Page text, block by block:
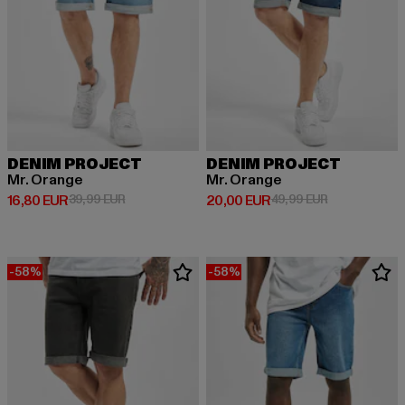
DENIM PROJECT
Mr. Orange
16,80 EUR
Derzeitiger Preis: 16,80 EUR
39,99 EURAktionspreis: 39,99 EUR
DENIM PROJECT
Mr. Orange
20,00 EUR
Derzeitiger Preis: 20,00 EUR
49,99 EURAktionspreis:
-58% -58%